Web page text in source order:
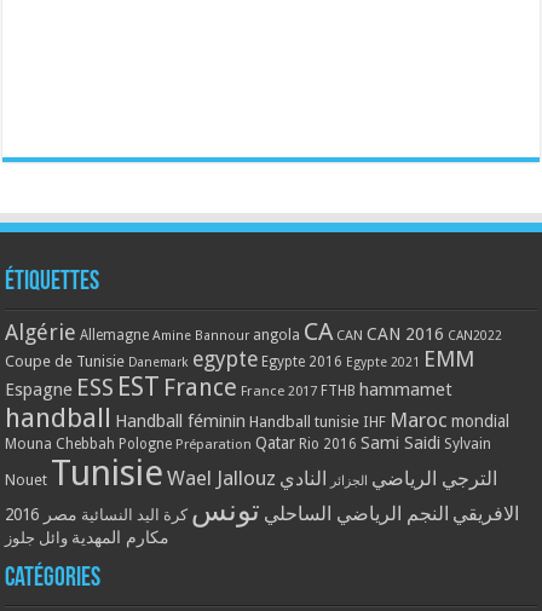
Étiquettes
Algérie Allemagne Amine Bannour angola CA CAN CAN 2016 CAN2022
Coupe de Tunisie Danemark egypte Egypte 2016 Egypte 2021 EMM
Espagne ESS EST France France 2017 FTHB hammamet
handball Handball féminin Handball tunisie IHF Maroc mondial
Mouna Chebbah Pologne Préparation Qatar Rio 2016 Sami Saidi Sylvain
Nouet Tunisie Wael Jallouz الترجي الرياضي الجزائر النادي
الافريقي النجم الرياضي الساحلي تونس كرة اليد النسائية مصر 2016
مكارم المهدية وائل جلوز
Catégories